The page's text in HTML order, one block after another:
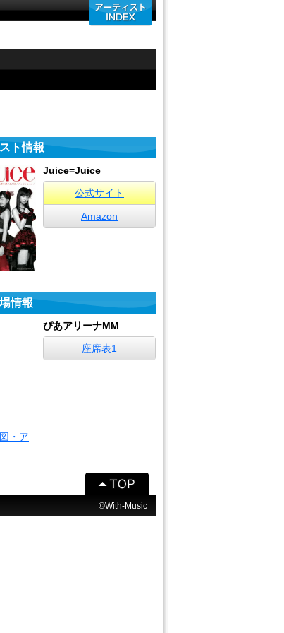
ト情報
Juice=Juice
公式サイト
Amazon
情報
・ア
ぴあアリーナMM
座席表1
©With-Music